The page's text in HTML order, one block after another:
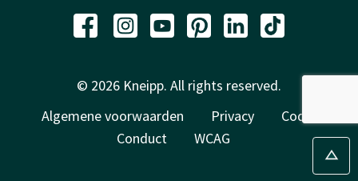
© 2026 Kneipp. All rights reserved.
Algemene voorwaarden
Privacy
Code of
Conduct
WCAG